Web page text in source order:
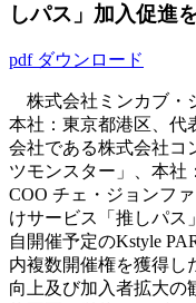
しパス」加入促進
pdf ダウンロード
株式会社ミンカブ・
本社：東京都港区、代
会社である株式会社コ
ツモンスター」、本社
COO チェ・ジョンフ
けサービス「推しパス
自開催予定のKstyle
内複数開催権を獲得し
向上及び加入者拡大の